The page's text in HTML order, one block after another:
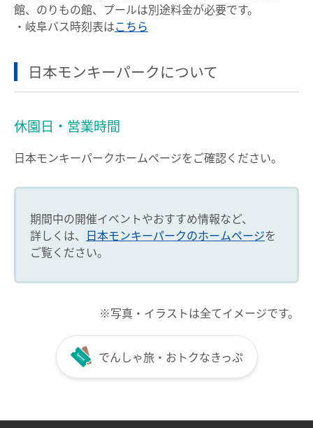
館、のりもの館、プールは別途料金が必要です。
・岐阜バス時刻表はこちら
日本モンキーパークについて
休園日・営業時間
日本モンキーパークホームページをご確認ください。
期間中の開催イベントやおすすめ情報など、
詳しくは、 日本モンキーパークのホームページを
ご覧ください。
※写真・イラストは全てイメージです。
でんしゃ旅・おトクなきっぷ